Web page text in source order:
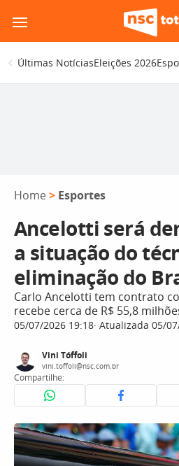
para
o
conteúdo
Últimas NotíciasEleições 2026
Home > Esportes
Ancelotti será
a situação do
eliminação do
Carlo Ancelotti tem contrato
recebe cerca de R$ 55,8
05/07/2026 19:18 Atualizada 05/
Vini Tóffoli
vini.toffoli@nsc.com.br
Compartilhe: